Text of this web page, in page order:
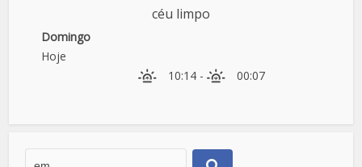
céu limpo
Domingo
Hoje
10:14- 00:07